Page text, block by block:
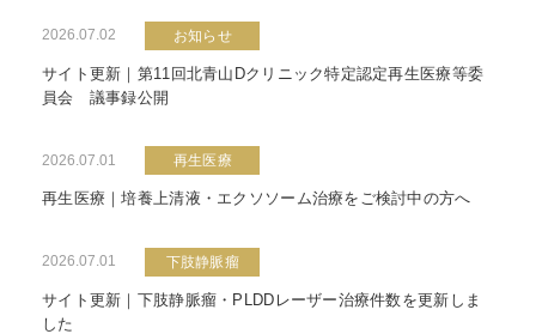
2026.07.02 お知らせ
サイト更新｜第11回北青山Dクリニック特定認定再生医療等委
員会 議事録公開
2026.07.01 再生医療
再生医療｜培養上清液・エクソソーム治療をご検討中の方へ
2026.07.01 下肢静脈瘤
サイト更新｜下肢静脈瘤・PLDDレーザー治療件数を更新しま
した